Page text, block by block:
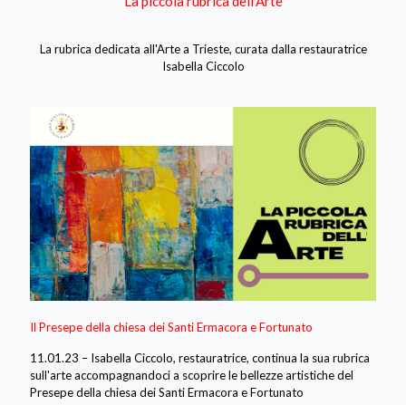
La rubrica dedicata all'Arte a Trieste, curata dalla restauratrice
Isabella Ciccolo
Il Presepe della chiesa dei Santi Ermacora e Fortunato
11.01.23 – Isabella Ciccolo, restauratrice, continua la sua rubrica
sull'arte accompagnandoci a scoprire le bellezze artistiche del
Presepe della chiesa dei Santi Ermacora e Fortunato